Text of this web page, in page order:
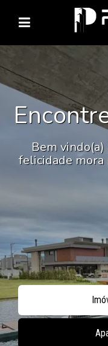
Bem
felicidade mora